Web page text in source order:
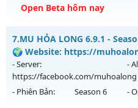
Exp: 9999x - Drop: 80%
Thể loại: Mu Nguyên bản
Antihack: KHÔNG THỂ HACK
Open Beta hôm nay
Hà Nội 2003 - Hoài N - Nơi ký
Mu mới ra tháng 08 2026 - Mở
ngày 08/08/2626
Exp: 300x - Drop: 40%
7.MU HỎA LONG 6.9.1 -
🌍 Website: https://
- Server:
https://facebook.com/muhoalong
-
- Phiên Bản: Season 6 -